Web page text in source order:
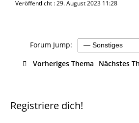
Veröffentlicht : 29. August 2023 11:28
Forum Jump:
Vorheriges Thema
Nächstes
Registriere dich!